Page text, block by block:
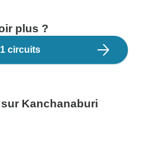
plus ?
circuits
Kanchanaburi